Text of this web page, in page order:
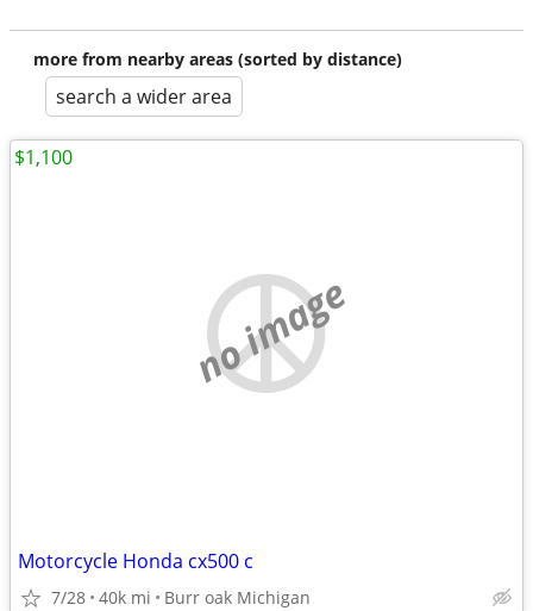
more from nearby areas (sorted by distance)
search a wider area
no image
Motorcycle Honda cx500 c
7/28 40k mi Burr oak Michigan
$1,100